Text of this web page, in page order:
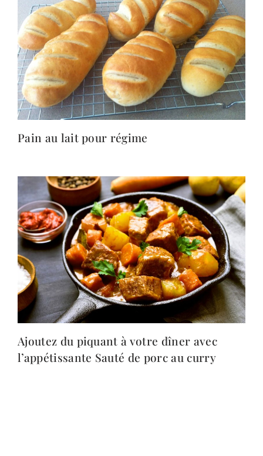
Pain au lait pour régime
Ajoutez du piquant à votre dîner avec
l’appétissante Sauté de porc au curry